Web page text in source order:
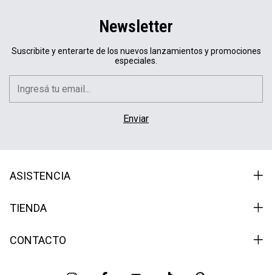
Newsletter
Suscribite y enterarte de los nuevos lanzamientos y promociones
especiales.
ASISTENCIA
TIENDA
CONTACTO